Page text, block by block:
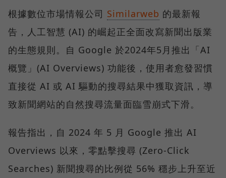
根據數位市場情報公司 Similarweb 的最新報
告，人工智慧 (AI) 的崛起正全面改寫新聞出版業
的生態規則。自 Google 於2024年5月推出「AI
概覽」(AI Overviews) 功能後，使用者愈發習慣
直接從 AI 或 AI 驅動的搜尋結果中獲取資訊，導
致新聞網站的自然搜尋流量面臨雪崩式下滑。
報告指出，自 2024 年 5 月 Google 推出 AI
Overviews 以來，零點擊搜尋 (Zero-Click
Searches) 新聞搜尋的比例從 56% 穩步上升至近